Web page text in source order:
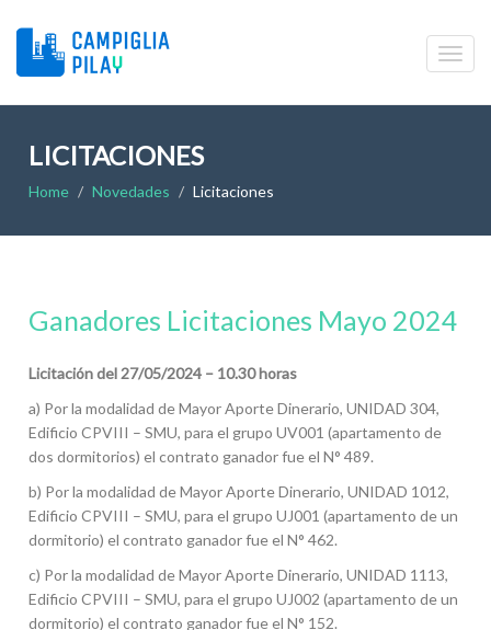
LICITACIONES
Home Novedades Licitaciones
Ganadores Licitaciones Mayo 2024
Licitación del 27/05/2024 – 10.30 horas
a) Por la modalidad de Mayor Aporte Dinerario, UNIDAD 304,
Edificio CPVIII – SMU, para el grupo UV001 (apartamento de
dos dormitorios) el contrato ganador fue el N° 489.
b) Por la modalidad de Mayor Aporte Dinerario, UNIDAD 1012,
Edificio CPVIII – SMU, para el grupo UJ001 (apartamento de un
dormitorio) el contrato ganador fue el N° 462.
c) Por la modalidad de Mayor Aporte Dinerario, UNIDAD 1113,
Edificio CPVIII – SMU, para el grupo UJ002 (apartamento de un
dormitorio) el contrato ganador fue el N° 152.